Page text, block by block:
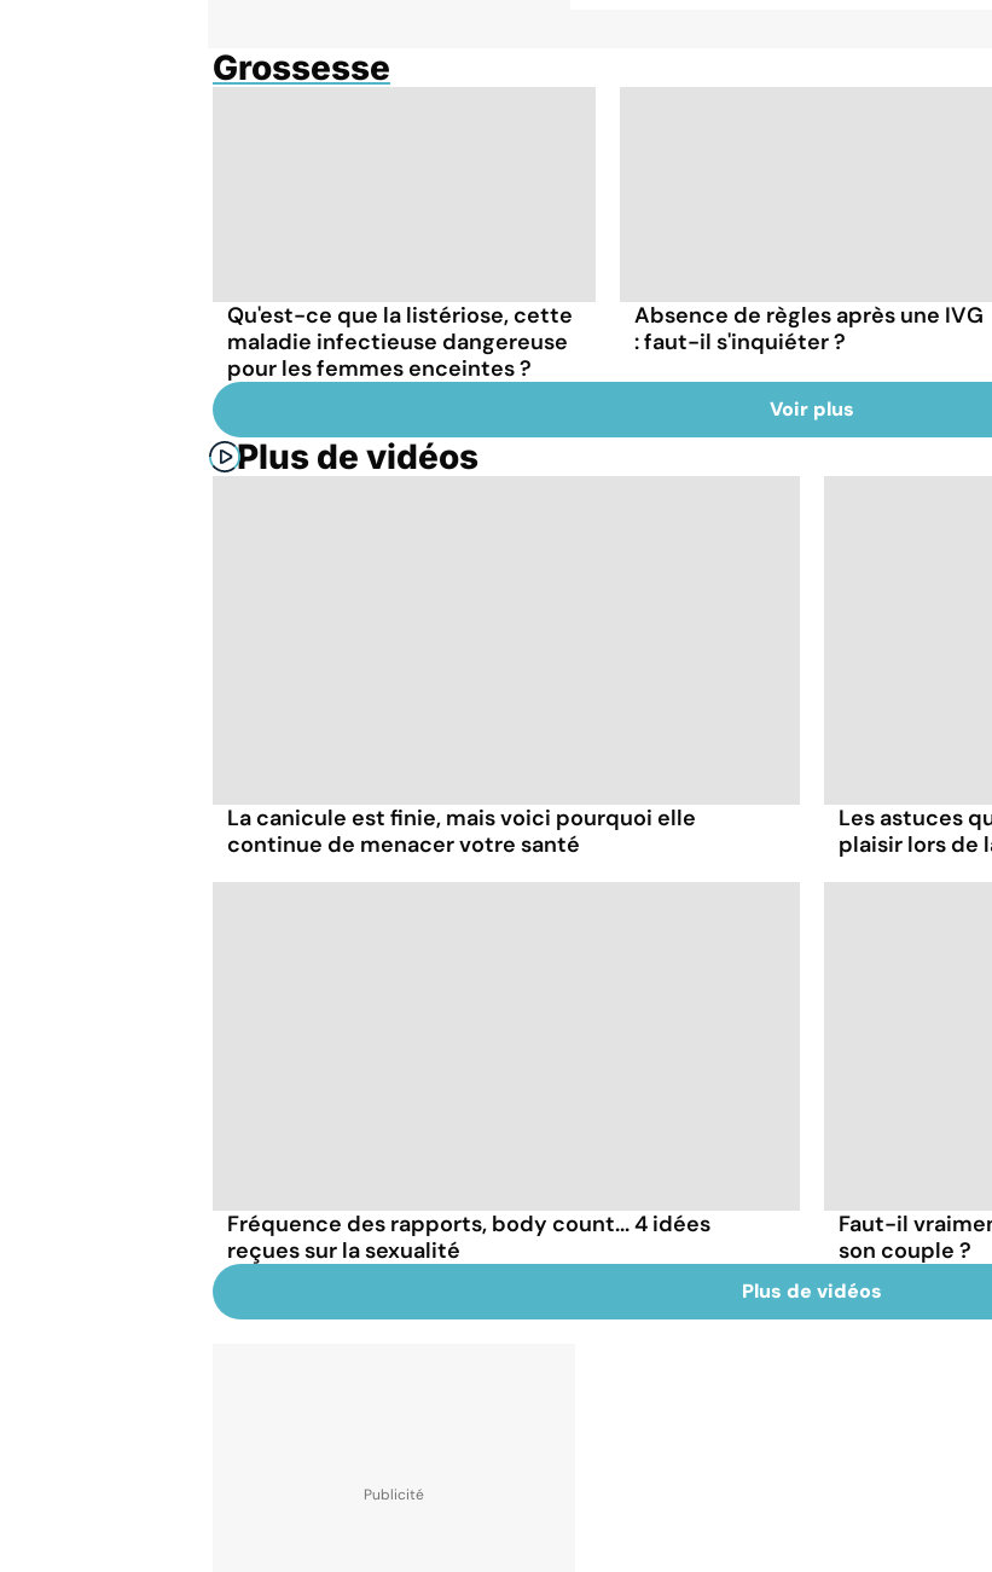
Grossesse
Qu'est-ce que la listériose, cette
maladie infectieuse dangereuse
pour les femmes enceintes ?
Absence de règles après une IVG
: faut-il s'inquiéter ?
Voir plus
Plus de vidéos
La canicule est finie, mais voici pourquoi elle
continue de menacer votre santé
Les astuces
plaisir lors de
Fréquence des rapports, body count... 4 idées
reçues sur la sexualité
Faut-il
son couple ?
Plus de vidéos